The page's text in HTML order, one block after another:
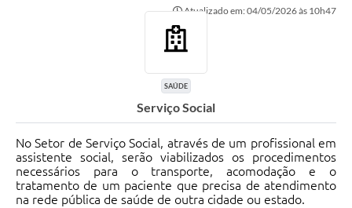
Atualizado em: 04/05/2026 às 10h47
SAÚDE
Serviço Social
No Setor de Serviço Social, através de um profissional em
assistente social, serão viabilizados os procedimentos
necessários para o transporte, acomodação e o
tratamento de um paciente que precisa de atendimento
na rede pública de saúde de outra cidade ou estado.